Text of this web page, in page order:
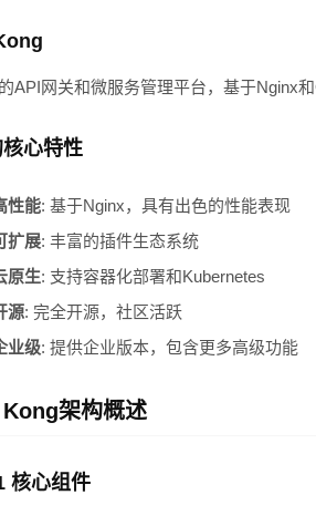
API网关和微服务管理平台，基于Nginx
心特性
性能: 基于Nginx，具有出色的性能表现
扩展: 丰富的插件生态系统
原生: 支持容器化部署和Kubernetes
源: 完全开源，社区活跃
业级: 提供企业版本，包含更多高级功能
架构概述
核心组件